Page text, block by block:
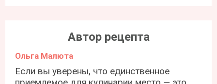
Автор рецепта
Ольга Малюта
Если вы уверены, что единственное